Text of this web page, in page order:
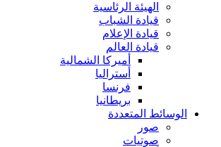
الهيئة الرئاسية
قيادة الشباب
قيادة الإعلام
قيادة العالم
أميركا الشمالية
أستراليا
فرنسا
بريطانيا
الوسائط المتعددة
صور
صوتيات